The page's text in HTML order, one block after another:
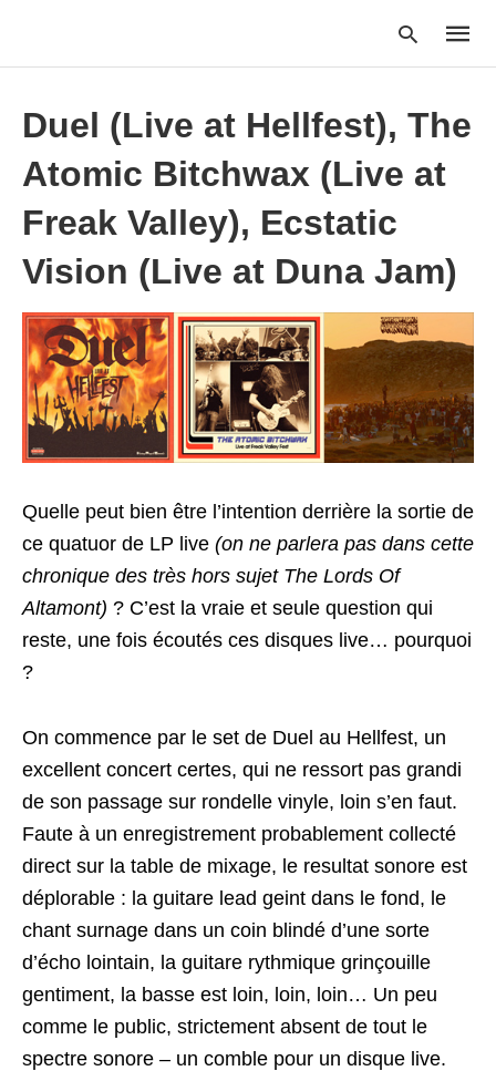
Type
your
hit
enter:
Duel (Live at Hellfest), The
Atomic Bitchwax (Live at
Freak Valley), Ecstatic
Vision (Live at Duna Jam)
Quelle peut bien être l’intention derrière la sortie de
ce quatuor de LP live (on ne parlera pas dans cette
chronique des très hors sujet The Lords Of
Altamont) ? C’est la vraie et seule question qui
reste, une fois écoutés ces disques live… pourquoi
?
On commence par le set de Duel au Hellfest, un
excellent concert certes, qui ne ressort pas grandi
de son passage sur rondelle vinyle, loin s’en faut.
Faute à un enregistrement probablement collecté
direct sur la table de mixage, le resultat sonore est
déplorable : la guitare lead geint dans le fond, le
chant surnage dans un coin blindé d’une sorte
d’écho lointain, la guitare rythmique grinçouille
gentiment, la basse est loin, loin, loin… Un peu
comme le public, strictement absent de tout le
spectre sonore – un comble pour un disque live.